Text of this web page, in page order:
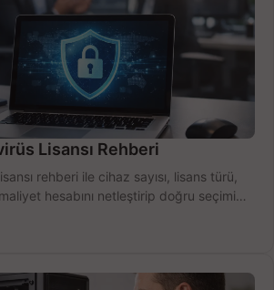
Lisansı Rehberi
rehberi ile cihaz sayısı, lisans türü,
hesabını netleştirip doğru seçimi